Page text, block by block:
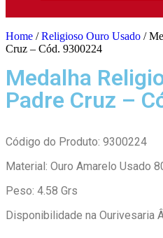
Home /Religioso Ouro Usado /
Cruz – Cód. 9300224
Medalha
Padre Cruz –
Código do Produto: 9300224
Material: Ouro Amarelo Usado
Peso: 4.58 Grs
Disponibilidade na Ourivesaria